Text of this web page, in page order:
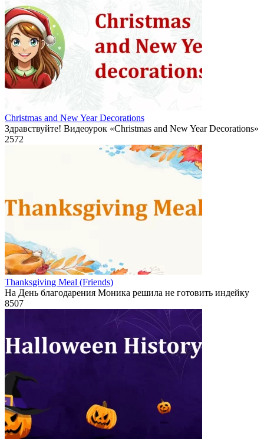
Christmas and New Year Decorations
Здравствуйте! Видеоурок «Christmas and New Year Decorations»
2572
Thanksgiving Meal (Friends)
На День благодарения Моника решила не готовить индейку
8507